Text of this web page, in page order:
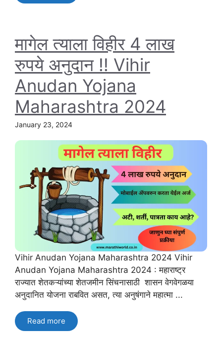
मागेल त्याला विहीर 4 लाख
रुपये अनुदान !! Vihir
Anudan Yojana
Maharashtra 2024
January 23, 2024
Vihir Anudan Yojana Maharashtra 2024 Vihir
Anudan Yojana Maharashtra 2024 : महाराष्ट्र
राज्यात शेतकऱ्यांच्या शेतजमीन सिंचनासाठी शासन वेगवेगळया
अनुदानित योजना राबवित असत, त्या अनुषंगाने महात्मा ...
Read more